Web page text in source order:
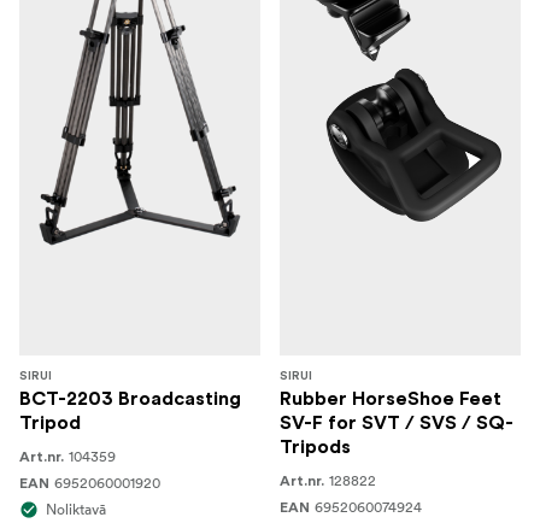
SIRUI
BCT-2203 Broadcasting
Tripod
Art.nr. 104359
EAN 6952060001920
Noliktavā
SIRUI
Rubber HorseShoe Feet
SV-F for SVT / SVS / SQ-
Tripods
Art.nr. 128822
EAN 6952060074924